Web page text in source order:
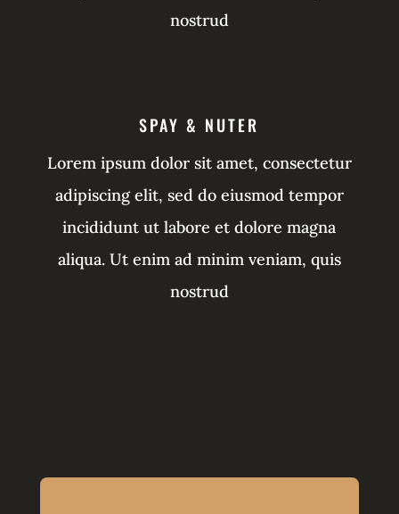
nostrud
SPAY & NUTER
Lorem ipsum dolor sit amet, consectetur
adipiscing elit, sed do eiusmod tempor
incididunt ut labore et dolore magna
aliqua. Ut enim ad minim veniam, quis
nostrud